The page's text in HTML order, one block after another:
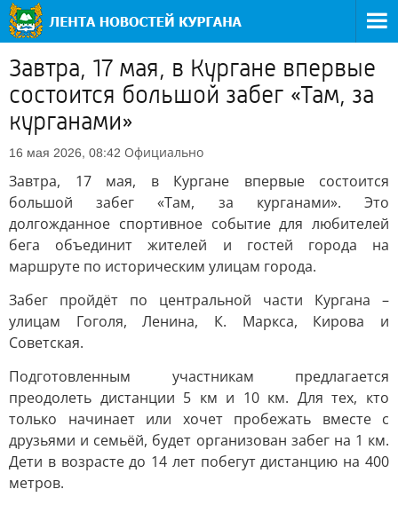
Завтра, 17 мая, в Кургане впервые
состоится большой забег «Там, за
курганами»
16 мая 2026, 08:42 Официально
Завтра, 17 мая, в Кургане впервые состоится
большой забег «Там, за курганами». Это
долгожданное спортивное событие для любителей
бега объединит жителей и гостей города на
маршруте по историческим улицам города.
Забег пройдёт по центральной части Кургана –
улицам Гоголя, Ленина, К. Маркса, Кирова и
Советская.
Подготовленным участникам предлагается
преодолеть дистанции 5 км и 10 км. Для тех, кто
только начинает или хочет пробежать вместе с
друзьями и семьёй, будет организован забег на 1 км.
Дети в возрасте до 14 лет побегут дистанцию на 400
метров.